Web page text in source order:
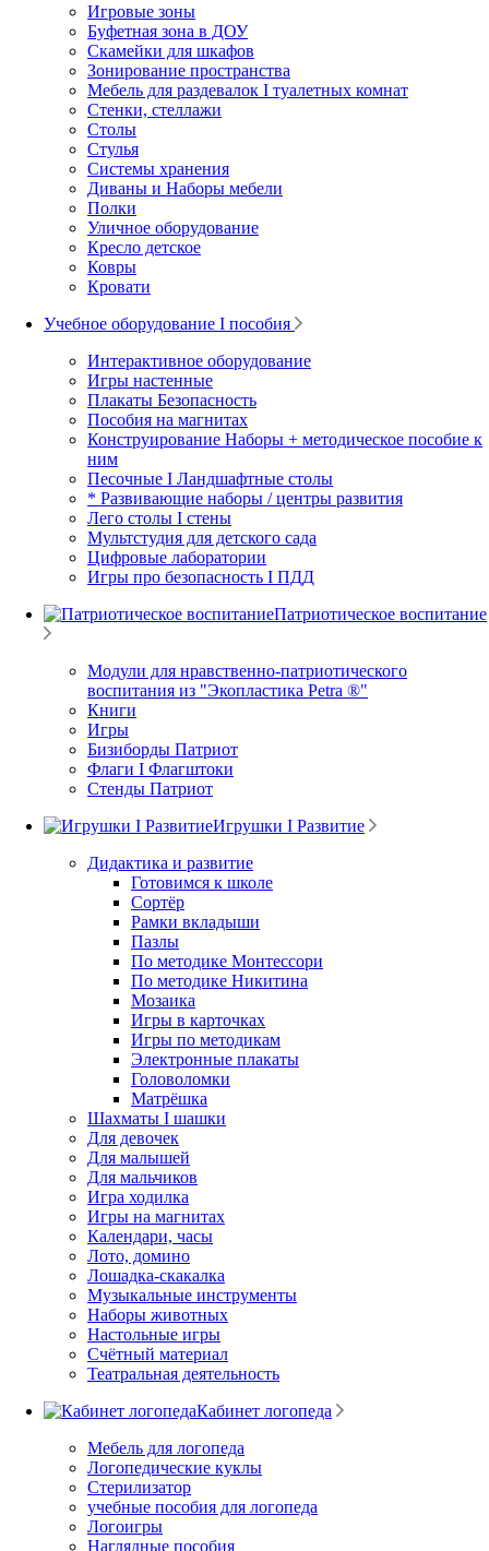
Игровые зоны
Буфетная зона в ДОУ
Скамейки для шкафов
Зонирование пространства
Мебель для раздевалок I туалетных комнат
Стенки, стеллажи
Столы
Стулья
Системы хранения
Диваны и Наборы мебели
Полки
Уличное оборудование
Кресло детское
Ковры
Кровати
Учебное оборудование I пособия
Интерактивное оборудование
Игры настенные
Плакаты Безопасность
Пособия на магнитах
Конструирование Наборы + методическое пособие к
ним
Песочные I Ландшафтные столы
* Развивающие наборы / центры развития
Лего столы I стены
Мультстудия для детского сада
Цифровые лаборатории
Игры про безопасность I ПДД
Патриотическое воспитание
Модули для нравственно-патриотического
воспитания из "Экопластика Petra ®"
Книги
Игры
Бизиборды Патриот
Флаги I Флагштоки
Стенды Патриот
Игрушки I Развитие
Дидактика и развитие
Готовимся к школе
Сортёр
Рамки вкладыши
Пазлы
По методике Монтессори
По методике Никитина
Мозаика
Игры в карточках
Игры по методикам
Электронные плакаты
Головоломки
Матрёшка
Шахматы I шашки
Для девочек
Для малышей
Для мальчиков
Игра ходилка
Игры на магнитах
Календари, часы
Лото, домино
Лошадка-скакалка
Музыкальные инструменты
Наборы животных
Настольные игры
Счётный материал
Театральная деятельность
Кабинет логопеда
Мебель для логопеда
Логопедические куклы
Стерилизатор
учебные пособия для логопеда
Логоигры
Наглядные пособия